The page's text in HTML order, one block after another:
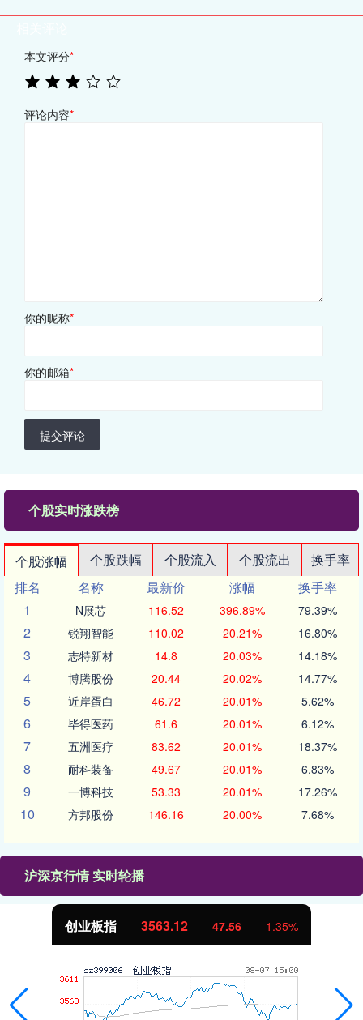
本文评分*
评论内容*
你的昵称*
你的邮箱*
提交评论
个股实时涨跌榜
个股涨幅 个股跌幅 个股流入 个股流出
换手率
排名
名称 最新价 涨幅
换手率
1
N展芯 116.52 396.89% 79.39%
2 锐翔智能 110.02 20.21% 16.80%
3 志特新材 14.8 20.03% 14.18%
4 博腾股份 20.44 20.02% 14.77%
5 近岸蛋白 46.72 20.01% 5.62%
6 毕得医药 61.6 20.01% 6.12%
7 五洲医疗 83.62 20.01% 18.37%
8 耐科装备 49.67 20.01% 6.83%
9 一博科技 53.33 20.01% 17.26%
10 方邦股份 146.16 20.00% 7.68%
沪深京行情 实时轮播
创业板指 3563.12 47.56 1.35%